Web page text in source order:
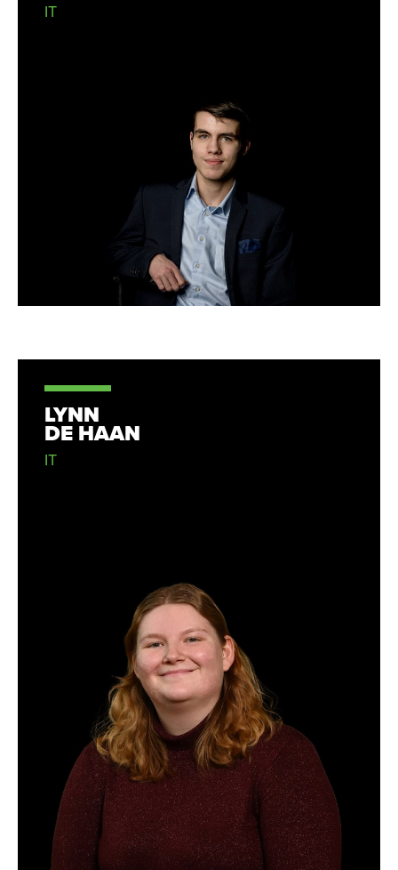
IT
LYNN
DE HAAN
IT